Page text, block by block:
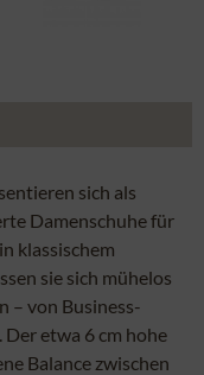
sich als
Damenschuhe für
klassischem
sie sich mühelos
– von Business-
etwa 6 cm hohe
Balance zwischen